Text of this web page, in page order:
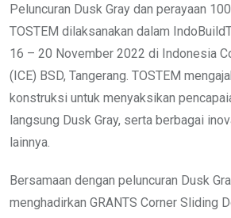
Peluncuran Dusk Gray dan perayaan
TOSTEM dilaksanakan dalam
16 – 20 November 2022 di Indonesia
(ICE) BSD, Tangerang. TOSTEM
konstruksi untuk menyaksikan
langsung Dusk Gray, serta berbagai
lainnya.
Bersamaan dengan peluncuran Dusk
menghadirkan GRANTS Corner Sliding